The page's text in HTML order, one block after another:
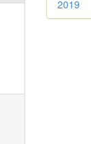
2019